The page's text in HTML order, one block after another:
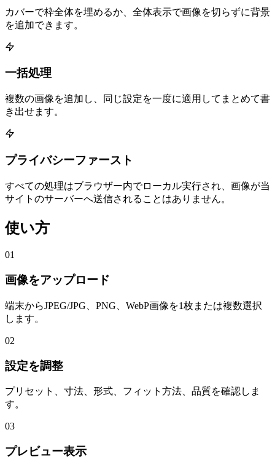
カバーで枠全体を埋めるか、全体表示で画像を切らずに背景
を追加できます。
一括処理
複数の画像を追加し、同じ設定を一度に適用してまとめて書
き出せます。
プライバシーファースト
すべての処理はブラウザー内でローカル実行され、画像が当
サイトのサーバーへ送信されることはありません。
使い方
01
画像をアップロード
端末からJPEG/JPG、PNG、WebP画像を1枚または複数選択
します。
02
設定を調整
プリセット、寸法、形式、フィット方法、品質を確認しま
す。
03
プレビュー表示